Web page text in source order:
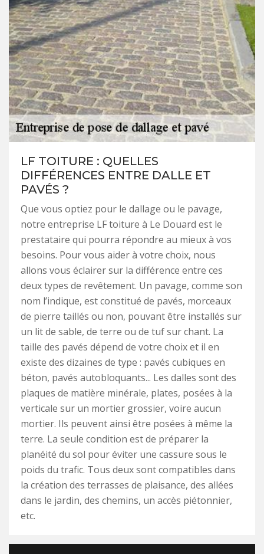
LF TOITURE : QUELLES
DIFFÉRENCES ENTRE DALLE ET
PAVÉS ?
Que vous optiez pour le dallage ou le pavage,
notre entreprise LF toiture à Le Douard est le
prestataire qui pourra répondre au mieux à vos
besoins. Pour vous aider à votre choix, nous
allons vous éclairer sur la différence entre ces
deux types de revêtement. Un pavage, comme son
nom l’indique, est constitué de pavés, morceaux
de pierre taillés ou non, pouvant être installés sur
un lit de sable, de terre ou de tuf sur chant. La
taille des pavés dépend de votre choix et il en
existe des dizaines de type : pavés cubiques en
béton, pavés autobloquants... Les dalles sont des
plaques de matière minérale, plates, posées à la
verticale sur un mortier grossier, voire aucun
mortier. Ils peuvent ainsi être posées à même la
terre. La seule condition est de préparer la
planéité du sol pour éviter une cassure sous le
poids du trafic. Tous deux sont compatibles dans
la création des terrasses de plaisance, des allées
dans le jardin, des chemins, un accès piétonnier,
etc.